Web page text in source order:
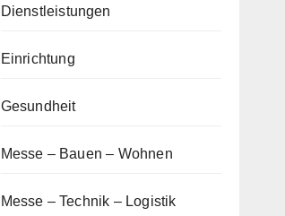
Dienstleistungen
Einrichtung
Gesundheit
Messe – Bauen – Wohnen
Messe – Technik – Logistik